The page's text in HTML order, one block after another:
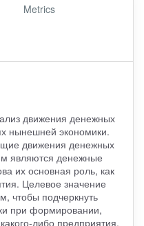
Metrics
движения денежных
нынешней экономики.
движения денежных
являются денежные
их основная роль, как
Целевое значение
чтобы подчеркнуть
при формировании,
либо предприятия,